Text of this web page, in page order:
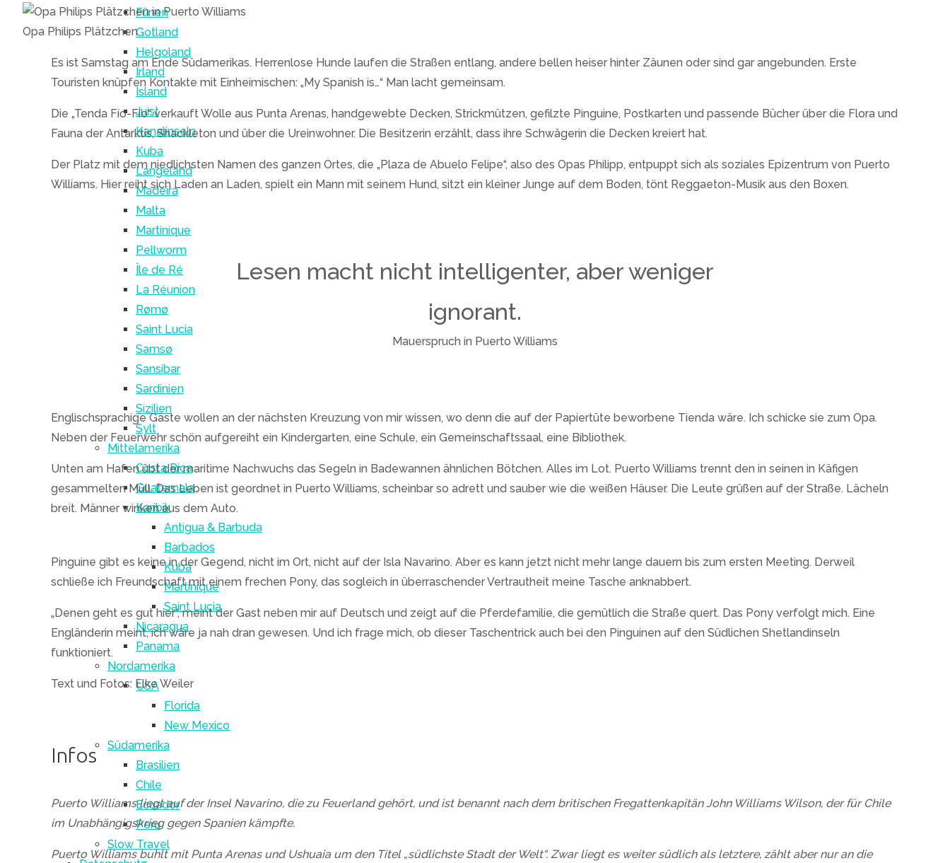
Fünen
Gotland
Helgoland
Irland
Island
Juist
Kanalinseln
Kuba
Langeland
Madeira
Malta
Martinique
Pellworm
Île de Ré
La Réunion
Rømø
Saint Lucia
Samsø
Sansibar
Sardinien
Sizilien
Sylt
Mittelamerika
Costa Rica
Guatemala
Karibik
Antigua & Barbuda
Barbados
Kuba
Martinique
Saint Lucia
Nicaragua
Panama
Nordamerika
USA
Florida
New Mexico
Südamerika
Brasilien
Chile
Ecuador
Peru
Slow Travel
Opa Philips Plätzchen
Es ist Samstag am Ende Südamerikas. Herrenlose Hunde laufen die Straßen entlang, andere bellen heiser hinter Zäunen oder sind gar angebunden. Erste
Touristen knüpfen Kontakte mit Einheimischen: „My Spanish is…“ Man lacht gemeinsam.
Die „Tenda Fío-Fío“ verkauft Wolle aus Punta Arenas, handgewebte Decken, Strickmützen, gefilzte Pinguine, Postkarten und passende Bücher über die Flora und
Fauna der Antarktis, Shackleton und über die Ureinwohner. Die Besitzerin erzählt, dass ihre Schwägerin die Decken kreiert hat.
Der Platz mit dem niedlichsten Namen des ganzen Ortes, die „Plaza de Abuelo Felipe“, also des Opas Philipp, entpuppt sich als soziales Epizentrum von Puerto
Williams. Hier reiht sich Laden an Laden, spielt ein Mann mit seinem Hund, sitzt ein kleiner Junge auf dem Boden, tönt Reggaeton-Musik aus den Boxen.
Lesen macht nicht intelligenter, aber weniger
ignorant.
Mauerspruch in Puerto Williams
Englischsprachige Gäste wollen an der nächsten Kreuzung von mir wissen, wo denn die auf der Papiertüte beworbene Tienda wäre. Ich schicke sie zum Opa.
Neben der Feuerwehr schön aufgereiht ein Kindergarten, eine Schule, ein Gemeinschaftssaal, eine Bibliothek.
Unten am Hafen übt der maritime Nachwuchs das Segeln in Badewannen ähnlichen Bötchen. Alles im Lot. Puerto Williams trennt den in seinen in Käfigen
gesammelten Müll. Das Leben ist geordnet in Puerto Williams, scheinbar so adrett und sauber wie die weißen Häuser. Die Leute grüßen auf der Straße. Lächeln
breit. Männer winken aus dem Auto.
Pinguine gibt es keine in der Gegend, nicht im Ort, nicht auf der Isla Navarino. Aber es kann jetzt nicht mehr lange dauern bis zum ersten Meeting. Derweil
schließe ich Freundschaft mit einem frechen Pony, das sogleich in überraschender Vertrautheit meine Tasche anknabbert.
„Denen geht es gut hier“, meint der Gast neben mir auf Deutsch und zeigt auf die Pferdefamilie, die gemütlich die Straße quert. Das Pony verfolgt mich. Eine
Engländerin meint, ich wäre ja nah dran gewesen. Und ich frage mich, ob dieser Taschentrick auch bei den Pinguinen auf den Südlichen Shetlandinseln
funktioniert.
Text und Fotos: Elke Weiler
Infos
Puerto Williams liegt auf der Insel Navarino, die zu Feuerland gehört, und ist benannt nach dem britischen Fregattenkapitän John Williams Wilson, der für Chile
im Unabhängigskrieg gegen Spanien kämpfte.
Puerto Williams buhlt mit Punta Arenas und Ushuaia um den Titel „südlichste Stadt der Welt“. Zwar liegt es weiter südlich als letztere, zählt aber nur an die